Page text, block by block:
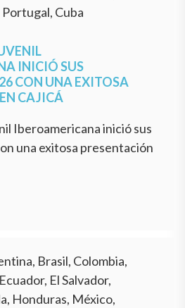
Portugal, Cuba
INICIÓ SUS
CON UNA EXITOSA
CAJICÁ
Iberoamericana inició sus
una exitosa presentación
Brasil, Colombia,
El Salvador,
Honduras, México,